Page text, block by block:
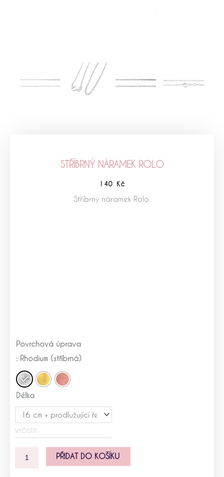
STŘÍBRNÝ NÁRAMEK ROLO
140 Kč
Stříbrný náramek Rolo.
Povrchová úprava
: Rhodium (stříbrná)
Délka
VYČISTIT
náramek
Rolo
PŘIDAT DO KOŠÍKU